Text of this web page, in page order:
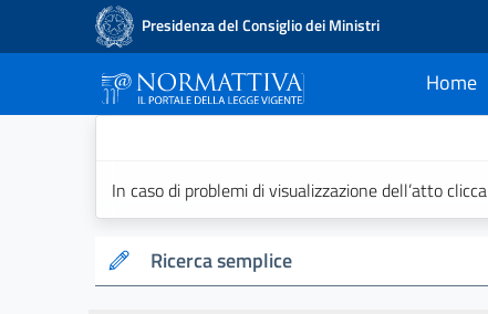
Presidenza del Consiglio dei Ministri
Home
current
In caso di problemi di visualizzazione dell’atto clicca
Ricerca semplice